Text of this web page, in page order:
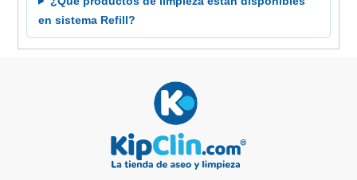
en sistema Refill?